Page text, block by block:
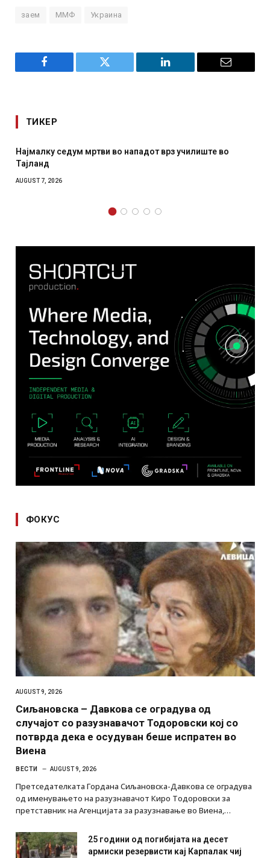
заем ММФ Украина
Facebook Twitter LinkedIn Email
ТИКЕР
СОЗИС: Украинците повеќе им веруваат на генералите
отколку на Зеленски
AUGUST 7, 2026
ФОКУС
AUGUST 9, 2026
Сиљановска – Давкова се оградува од
случајот со разузнавачот Тодоровски кој со
потврда дека е осудуван беше испратен во
Виена
ВЕСТИ AUGUST 9, 2026
Претседателката Гордана Сиљановска-Давкова се оградува
од именувањето на разузнавачот Киро Тодоровски за
претставник на Агенцијата за разузнавање во Виена,…
25 години од погибијата на десет
армиски резервисти кај Карпалак чиј